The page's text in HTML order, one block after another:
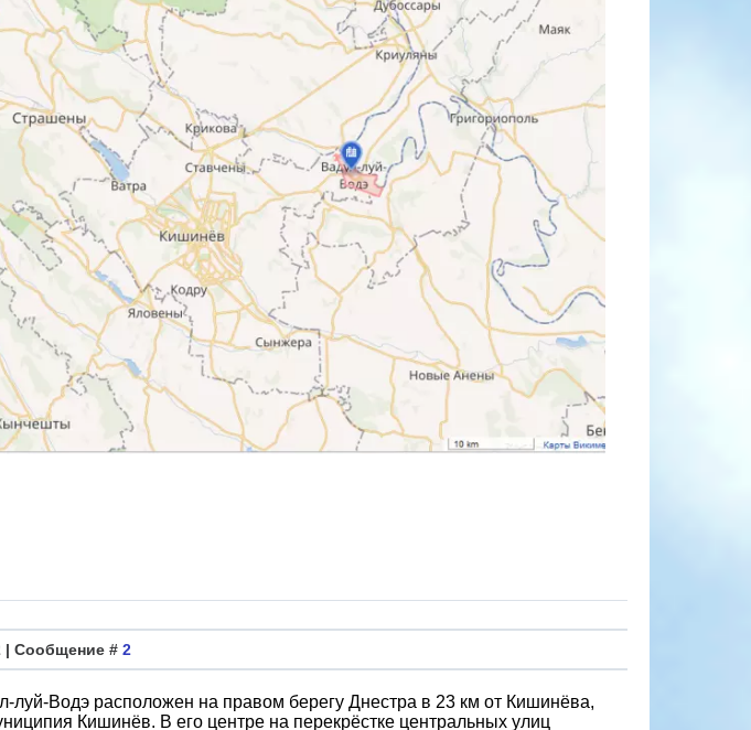
| Сообщение # 2
луй-Водэ расположен на правом берегу Днестра в 23 км от Кишинёва,
Кишинёв. В его центре на перекрёстке центральных улиц